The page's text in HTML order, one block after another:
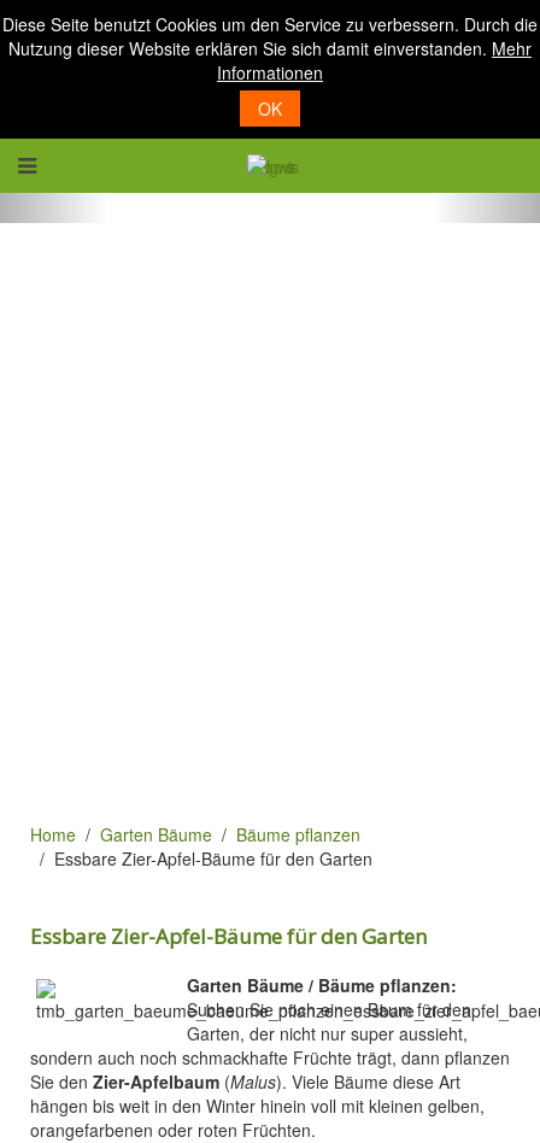
Diese Seite benutzt Cookies um den Service zu verbessern. Durch die
Nutzung dieser Website erklären Sie sich damit einverstanden. Mehr
Informationen
OK
Home Garten Bäume
Bäume pflanzen
Essbare Zier-Apfel-Bäume für den Garten
Essbare Zier-Apfel-Bäume für den Garten
Garten Bäume / Bäume pflanzen:
Suchen Sie noch einen Baum für den
Garten, der nicht nur super aussieht,
sondern auch noch schmackhafte Früchte trägt, dann pflanzen
Sie den Zier-Apfelbaum (Malus). Viele Bäume diese Art
hängen bis weit in den Winter hinein voll mit kleinen gelben,
orangefarbenen oder roten Früchten.